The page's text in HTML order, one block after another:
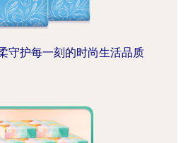
守护每一刻的时尚生活品质